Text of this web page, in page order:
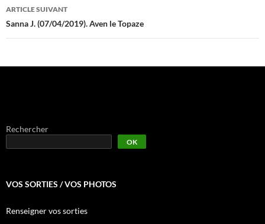
ARTICLE SUIVANT
Sanna J. (07/04/2019). Aven le Topaze
Rechercher
OK
VOS SORTIES / VOS PHOTOS
Renseigner vos sorties